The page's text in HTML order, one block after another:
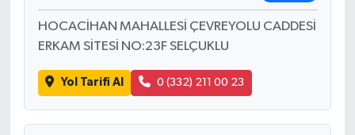
HOCACİHAN MAHALLESİ ÇEVREYOLU CADDESİ
ERKAM SİTESİ NO:23F SELÇUKLU
Yol Tarifi Al 0 (332) 211 00 23